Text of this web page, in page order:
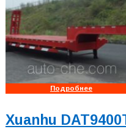
Подробнее
Xuanhu